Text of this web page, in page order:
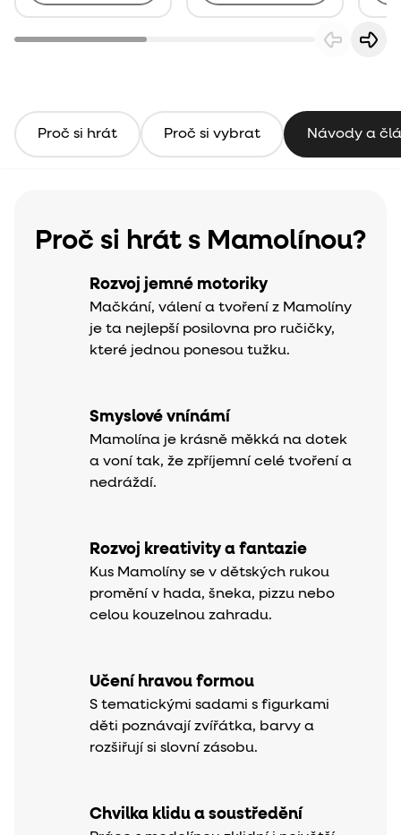
Proč si hrát Proč si vybrat Návody a
Proč si hrát s Mamolínou?
Rozvoj jemné motoriky
Mačkání, válení a tvoření z Mamolíny
je ta nejlepší posilovna pro ručičky,
které jednou ponesou tužku.
Smyslové vnínámí
Mamolína je krásně měkká na dotek
a voní tak, že zpříjemní celé tvoření a
nedráždí.
Rozvoj kreativity a fantazie
Kus Mamolíny se v dětských rukou
promění v hada, šneka, pizzu nebo
celou kouzelnou zahradu.
Učení hravou formou
S tematickými sadami s figurkami
děti poznávají zvířátka, barvy a
rozšiřují si slovní zásobu.
Chvilka klidu a soustředění